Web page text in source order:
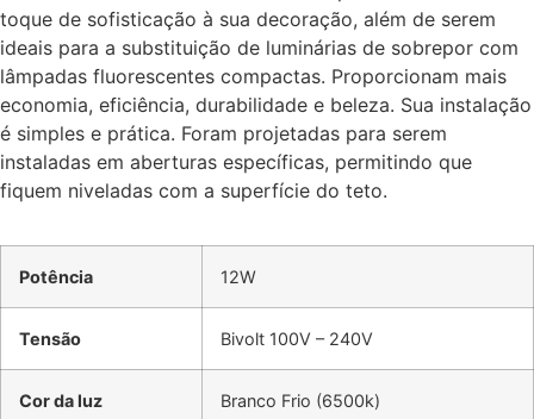
toque de sofisticação à sua decoração, além de serem
ideais para a substituição de luminárias de sobrepor com
lâmpadas fluorescentes compactas. Proporcionam mais
economia, eficiência, durabilidade e beleza. Sua instalação
é simples e prática. Foram projetadas para serem
instaladas em aberturas específicas, permitindo que
fiquem niveladas com a superfície do teto.
Potência 12W
Tensão Bivolt 100V – 240V
Cor da luz Branco Frio (6500k)